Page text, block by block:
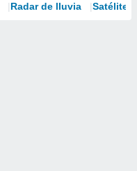
Radar de lluvia Satélites